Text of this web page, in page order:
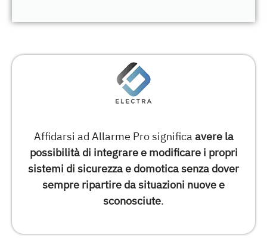
Affidarsi ad Allarme Pro significa avere la
possibilità di integrare e modificare i propri
sistemi di sicurezza e domotica senza dover
sempre ripartire da situazioni nuove e
sconosciute.